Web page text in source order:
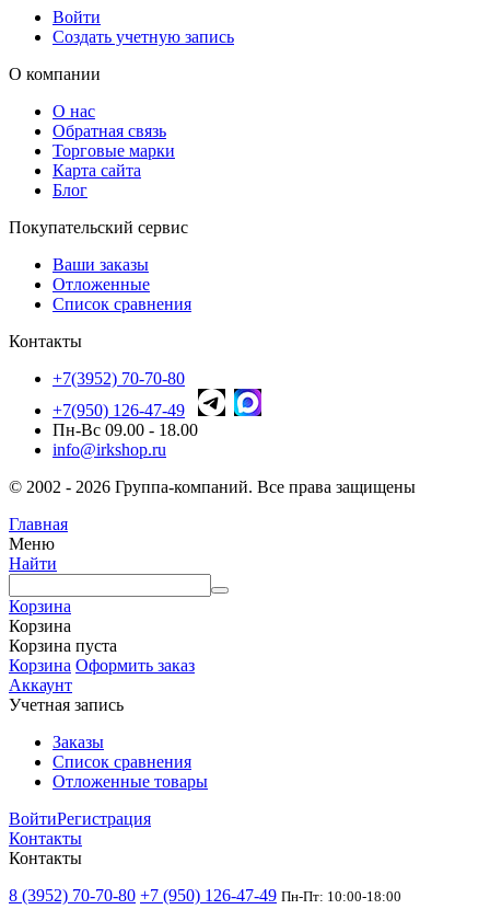
Войти
Создать учетную запись
О компании
О нас
Обратная связь
Торговые марки
Карта сайта
Блог
Покупательский сервис
Ваши заказы
Отложенные
Список сравнения
Контакты
+7(3952) 70-70-80
+7(950) 126-47-49
Пн-Вс 09.00 - 18.00
info@irkshop.ru
© 2002 - 2026 Группа-компаний. Все права защищены
Главная
Меню
Найти
Корзина
Корзина
Корзина пуста
Корзина Оформить заказ
Аккаунт
Учетная запись
Заказы
Список сравнения
Отложенные товары
ВойтиРегистрация
Контакты
Контакты
8 (3952) 70-70-80 +7 (950) 126-47-49 Пн-Пт: 10:00-18:00